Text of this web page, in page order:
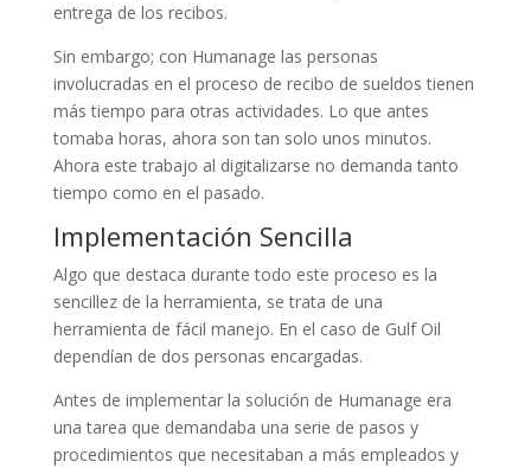
entrega de los recibos.
Sin embargo; con Humanage las personas
involucradas en el proceso de recibo de sueldos tienen
más tiempo para otras actividades. Lo que antes
tomaba horas, ahora son tan solo unos minutos.
Ahora este trabajo al digitalizarse no demanda tanto
tiempo como en el pasado.
Implementación Sencilla
Algo que destaca durante todo este proceso es la
sencillez de la herramienta, se trata de una
herramienta de fácil manejo. En el caso de Gulf Oil
dependían de dos personas encargadas.
Antes de implementar la solución de Humanage era
una tarea que demandaba una serie de pasos y
procedimientos que necesitaban a más empleados y